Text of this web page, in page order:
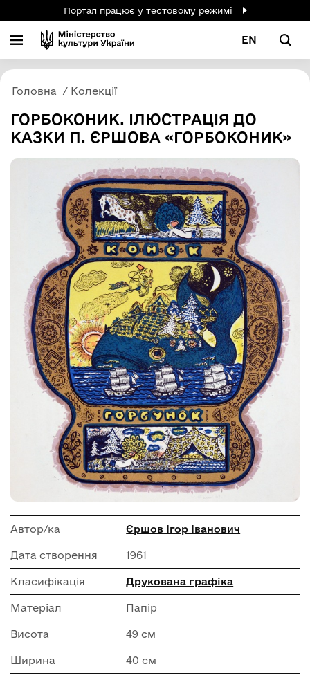
Портал працює у тестовому режимі
EN
Головна Колекції
ГОРБОКОНИК. ІЛЮСТРАЦІЯ ДО
КАЗКИ П. ЄРШОВА «ГОРБОКОНИК»
Автор/ка Єршов Ігор Іванович
Дата створення 1961
Класифікація Друкована графіка
Матеріал Папір
Висота 49 см
Ширина 40 см